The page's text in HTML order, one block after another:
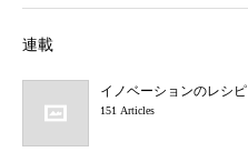
連載
イノベーションのレシピ
151 Articles